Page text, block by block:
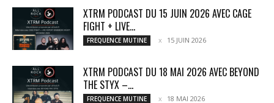
XTRM PODCAST DU 15 JUIN 2026 AVEC CAGE
FIGHT + LIVE...
FREQUENCE MUTINE 15 JUIN 2026
XTRM PODCAST DU 18 MAI 2026 AVEC BEYOND
THE STYX –...
FREQUENCE MUTINE 18 MAI 2026